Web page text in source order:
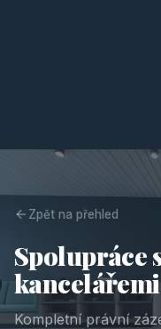
Zpět na přehled
Spolupráce
Kompletní právní